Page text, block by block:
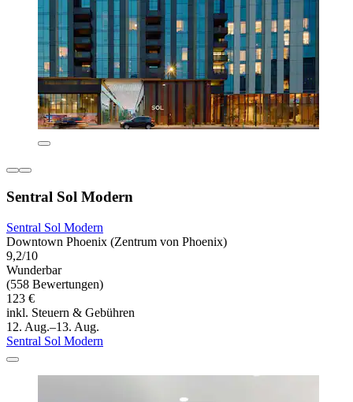
Sentral Sol Modern
Sentral Sol Modern
Downtown Phoenix (Zentrum von Phoenix)
9,2/10
Wunderbar
(558 Bewertungen)
123 €
inkl. Steuern & Gebühren
12. Aug.–13. Aug.
Sentral Sol Modern